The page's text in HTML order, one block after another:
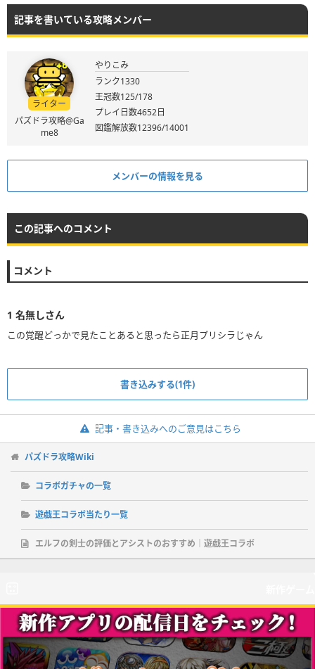
記事を書いている攻略メンバー
ライター
パズドラ攻略@Ga
me8
やりこみ
ランク1330
王冠数125/178
プレイ日数4652日
図鑑解放数12396/14001
メンバーの情報を見る
この記事へのコメント
コメント
1 名無しさん
この覚醒どっかで見たことあると思ったら正月プリシラじゃん
書き込みする(1件)
記事・書き込みへのご意見はこちら
パズドラ攻略Wiki
コラボガチャの一覧
遊戯王コラボ当たり一覧
エルフの剣士の評価とアシストのおすすめ｜遊戯王コラボ